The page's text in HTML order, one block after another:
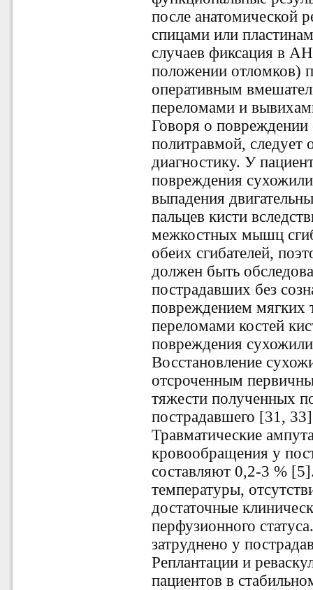
после анатомической
спицами или
случаев фиксация в
положении отломков)
оперативным
переломами и
Говоря о
политравмой, следует
диагностику. У
повреждения
выпадения
пальцев кисти
межкостных мышц
обеих сгибателей,
должен быть
пострадавших без
повреждением мягких
переломами костей
повреждения
Восстановление
отсроченным
тяжести полученных
пострадавшего [31,
Травматические
кровообращения у
составляют 0,2-3 %
температуры,
достаточные
перфузионного
затруднено у
Реплантации и
пациентов в